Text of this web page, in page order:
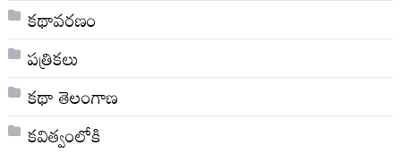
కథావరణం
పత్రికలు
కథా తెలంగాణ
కవిత్వంలోకి